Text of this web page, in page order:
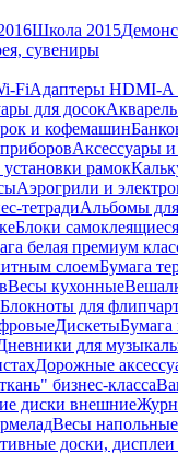
Школа 2015
сувениры
FiАдаптеры HDMI-A
для досок
и кофемашин
Аксессуары
рамок
Аэрогрили и
тетрадиАльбомы
Блоки самоклеящиеся
белая премиум
слоемБумага
Весы кухонные
Блокноты для
ДискетыБумага
для
Дорожные
бизнес-класса
диски внешние
Весы напольные
доски,